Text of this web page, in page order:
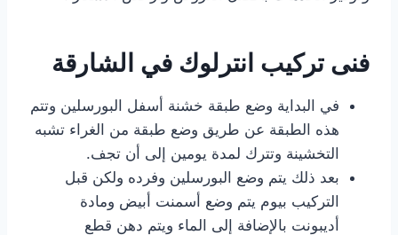
فنى تركيب انترلوك في الشارقة
في البداية وضع طبقة خشنة أسفل البورسلين وتتم
هذه الطبقة عن طريق وضع طبقة من الغراء تشبه
التخشينة وتترك لمدة يومين إلى أن تجف.
بعد ذلك يتم وضع البورسلين وفرده ولكن قبل
التركيب بيوم يتم وضع أسمنت أبيض ومادة
أديبونت بالإضافة إلى الماء ويتم دهن قطع